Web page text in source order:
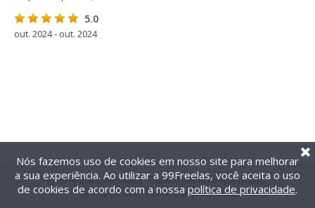
5.0
out. 2024 - out. 2024
@2014-2026 99Freelas. Todos os direitos reservados.
Termos de uso| Política de privacidade
Nós fazemos uso de cookies em nosso site para melhorar
a sua experiência. Ao utilizar a 99Freelas, você aceita o uso
de cookies de acordo com a nossa política de privacidade.